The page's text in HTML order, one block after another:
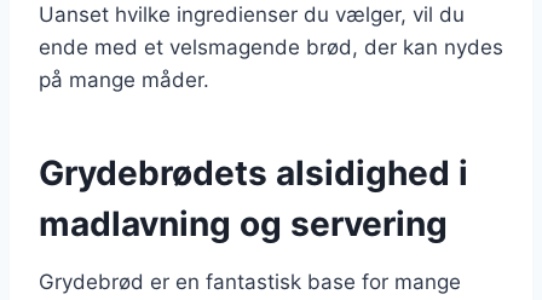
Uanset hvilke ingredienser du vælger, vil du
ende med et velsmagende brød, der kan nydes
på mange måder.
Grydebrødets alsidighed i
madlavning og servering
Grydebrød er en fantastisk base for mange